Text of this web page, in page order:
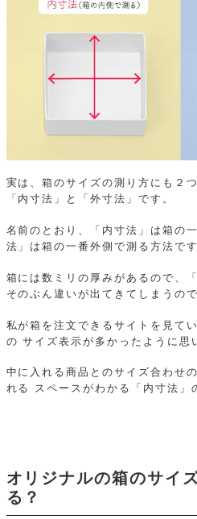
実は、箱のサイズの測り方にも２
「内寸法」と「外寸法」です。
名前のとおり、「内寸法」は箱の
法」は箱の一番外側で測る方法です
箱には数ミリの厚みがあるので、
そのぶん違いが出てきてしまうの
私が箱を注文できるサイトを見て
の サイズ表示が多かったように思
中に入れる商品とのサイズ合わせ
れる
スペースがわかる「内寸法」
オリジナルの箱のサイ
る？